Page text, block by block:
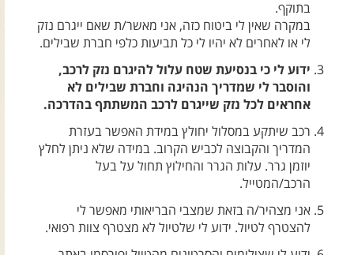
צרו קשר עם שבילים
אודות יואב קווה והאתר שבילים
בתוקף.
במקרה שאין לי ביטוח כזה, אני מאשר/ת שאם ייגרם נזק
לי או לאחרים לא יהיו לי כל תביעות כלפי חברת שבילים.
ידוע לי כי בנסיעת שטח עלול להיגרם נזק לרכב,
והוסבר לי שמדריך הנהיגה וחברת שבילים לא
אחראים לכל נזק שייגרם לרכב המשתתף בהדרכה.
רכב שיתקע במסלול יחולץ במידת האפשר בעזרת
המדריך והקבוצה לכביש הקרוב. במידה שלא ניתן לחלץ
יוזמן גרר. עלות הגרר והחילוץ תחול על בעל
הרכב/המטייל.
אני מצהיר/ה בזאת שמצבי הבריאותי מאפשר לי
להצטרף לטיול. ידוע לי שלטיול לא מצטרף צוות רפואי.